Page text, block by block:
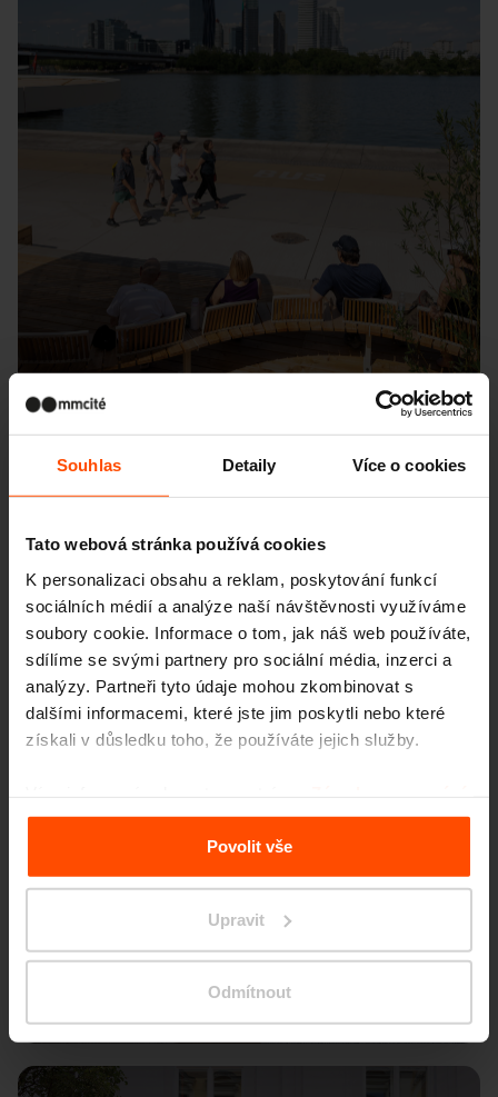
Souhlas Detaily Více o cookies
Tato webová stránka používá cookies
K personalizaci obsahu a reklam, poskytování funkcí
sociálních médií a analýze naší návštěvnosti využíváme
soubory cookie. Informace o tom, jak náš web používáte,
sdílíme se svými partnery pro sociální média, inzerci a
analýzy. Partneři tyto údaje mohou zkombinovat s
dalšími informacemi, které jste jim poskytli nebo které
získali v důsledku toho, že používáte jejich služby.
osobních údajů.
Povolit vše
Upravit
Odmítnout
Seattle – Popup park